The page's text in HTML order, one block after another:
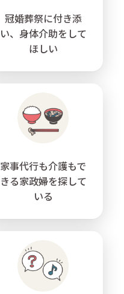
冠婚葬祭に付き添
い、身体介助をして
ほしい
家事代行も介護もで
きる家政婦を探して
いる